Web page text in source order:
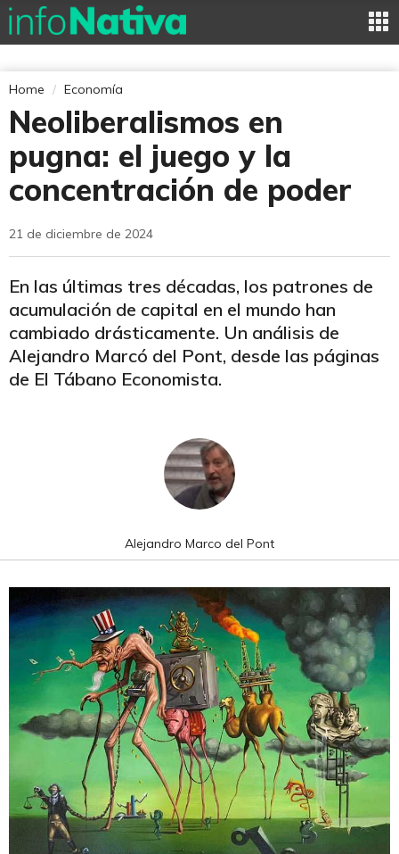
Home Economía
Neoliberalismos en
pugna: el juego y la
concentración de poder
21 de diciembre de 2024
En las últimas tres décadas, los patrones de
acumulación de capital en el mundo han
cambiado drásticamente. Un análisis de
Alejandro Marcó del Pont, desde las páginas
de El Tábano Economista.
Alejandro Marco del Pont